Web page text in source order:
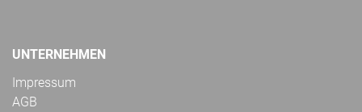
UNTERNEHMEN
Impressum
AGB